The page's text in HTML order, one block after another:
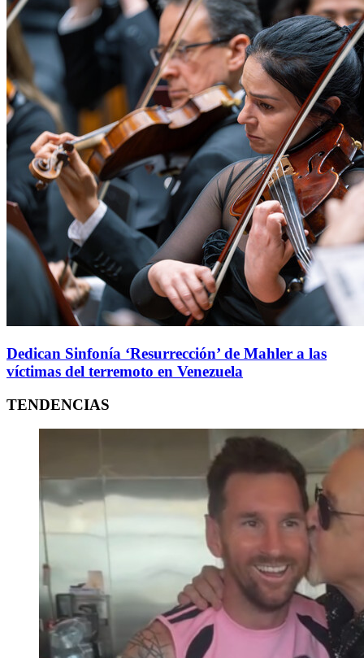
Dedican Sinfonía ‘Resurrección’ de Mahler a las
víctimas del terremoto en Venezuela
TENDENCIAS